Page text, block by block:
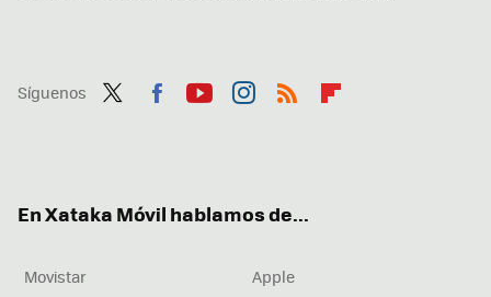
Síguenos
En Xataka Móvil hablamos de...
Movistar
Apple